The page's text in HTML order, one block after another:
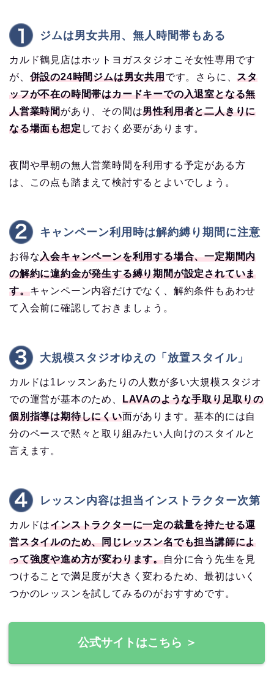
ジムは男女共用、無人時間帯もある
カルド鶴見店はホットヨガスタジオこそ女性専用です
が、 併設の24時間ジムは男女共用です。さらに、スタ
ッフが不在の時間帯はカードキーでの入退室となる無
人営業時間があり、その間は男性利用者と二人きりに
なる場面も想定しておく必要があります。
夜間や早朝の無人営業時間を利用する予定がある方
は、この点も踏まえて検討するとよいでしょう。
キャンペーン利用時は解約縛り期間に注意
お得な入会キャンペーンを利用する場合、一定期間内
の解約に違約金が発生する縛り期間が設定されていま
す。キャンペーン内容だけでなく、解約条件もあわせ
て入会前に確認しておきましょう。
大規模スタジオゆえの「放置スタイル」
カルドは1レッスンあたりの人数が多い大規模スタジオ
での運営が基本のため、 LAVAのような手取り足取りの
個別指導は期待しにくい面があります。基本的には自
分のペースで黙々と取り組みたい人向けのスタイルと
言えます。
レッスン内容は担当インストラクター次第
カルドはインストラクターに一定の裁量を持たせる運
営スタイルのため、同じレッスン名でも担当講師によ
って強度や進め方が変わります。自分に合う先生を見
つけることで満足度が大きく変わるため、最初はいく
つかのレッスンを試してみるのがおすすめです。
公式サイトはこちら ＞